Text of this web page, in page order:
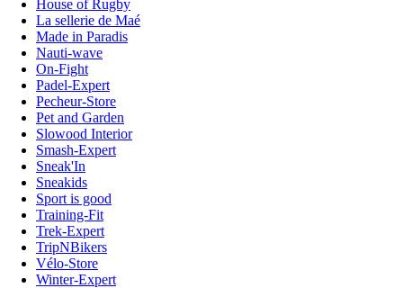
House of Rugby
La sellerie de Maé
Made in Paradis
Nauti-wave
On-Fight
Padel-Expert
Pecheur-Store
Pet and Garden
Slowood Interior
Smash-Expert
Sneak'In
Sneakids
Sport is good
Training-Fit
Trek-Expert
TripNBikers
Vélo-Store
Winter-Expert